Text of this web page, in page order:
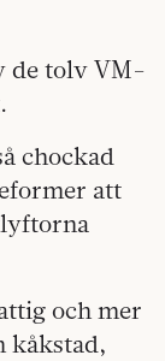
de tolv VM-
chockad
att
och mer
kåkstad,